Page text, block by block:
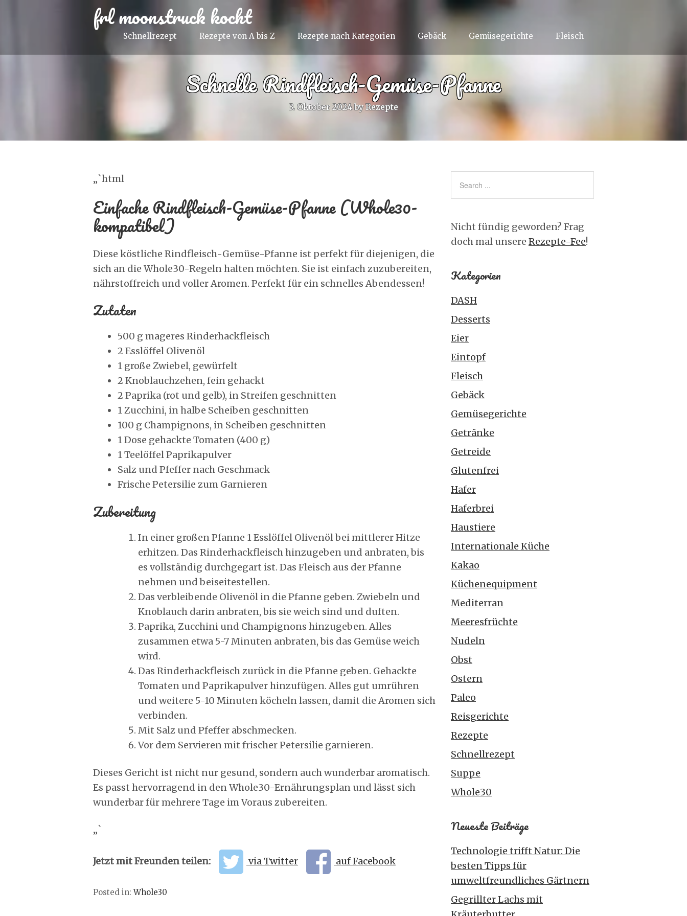
frl moonstruck kocht
Schnellrezept Rezepte von A bis Z Rezepte nach Kategorien Gebäck Gemüsegerichte Fleisch
Schnelle Rindfleisch-Gemüse-Pfanne
3. Oktober 2024 byRezepte
„`html
Einfache Rindfleisch-Gemüse-Pfanne (Whole30-
kompatibel)
Diese köstliche Rindfleisch-Gemüse-Pfanne ist perfekt für diejenigen, die
sich an die Whole30-Regeln halten möchten. Sie ist einfach zuzubereiten,
nährstoffreich und voller Aromen. Perfekt für ein schnelles Abendessen!
Zutaten
500 g mageres Rinderhackfleisch
2 Esslöffel Olivenöl
1 große Zwiebel, gewürfelt
2 Knoblauchzehen, fein gehackt
2 Paprika (rot und gelb), in Streifen geschnitten
1 Zucchini, in halbe Scheiben geschnitten
100 g Champignons, in Scheiben geschnitten
1 Dose gehackte Tomaten (400 g)
1 Teelöffel Paprikapulver
Salz und Pfeffer nach Geschmack
Frische Petersilie zum Garnieren
Zubereitung
In einer großen Pfanne 1 Esslöffel Olivenöl bei mittlerer Hitze
erhitzen. Das Rinderhackfleisch hinzugeben und anbraten, bis
es vollständig durchgegart ist. Das Fleisch aus der Pfanne
nehmen und beiseitestellen.
Das verbleibende Olivenöl in die Pfanne geben. Zwiebeln und
Knoblauch darin anbraten, bis sie weich sind und duften.
Paprika, Zucchini und Champignons hinzugeben. Alles
zusammen etwa 5-7 Minuten anbraten, bis das Gemüse weich
wird.
Das Rinderhackfleisch zurück in die Pfanne geben. Gehackte
Tomaten und Paprikapulver hinzufügen. Alles gut umrühren
und weitere 5-10 Minuten köcheln lassen, damit die Aromen sich
verbinden.
Mit Salz und Pfeffer abschmecken.
Vor dem Servieren mit frischer Petersilie garnieren.
Dieses Gericht ist nicht nur gesund, sondern auch wunderbar aromatisch.
Es passt hervorragend in den Whole30-Ernährungsplan und lässt sich
wunderbar für mehrere Tage im Voraus zubereiten.
„`
Jetzt mit Freunden teilen: via Twitter auf Facebook
Posted in:Whole30
Nicht fündig geworden? Frag
doch mal unsere Rezepte-Fee!
Kategorien
DASH
Desserts
Eier
Eintopf
Fleisch
Gebäck
Gemüsegerichte
Getränke
Getreide
Glutenfrei
Hafer
Haferbrei
Haustiere
Internationale Küche
Kakao
Küchenequipment
Mediterran
Meeresfrüchte
Nudeln
Obst
Ostern
Paleo
Reisgerichte
Rezepte
Schnellrezept
Suppe
Whole30
Neueste Beiträge
Technologie trifft Natur: Die
besten Tipps für
umweltfreundliches Gärtnern
Gegrillter Lachs mit